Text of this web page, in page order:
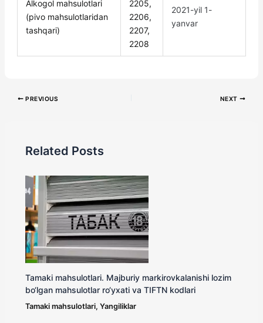
Alkogol mahsulotlari
(pivo mahsulotlaridan
tashqari)
2205,
2206,
2207,
2208
2021-yil 1-
yanvar
PREVIOUS NEXT
Related Posts
Tamaki mahsulotlari. Majburiy markirovkalanishi lozim
bo‘lgan mahsulotlar ro‘yxati va TIFTN kodlari
Tamaki mahsulotlari, Yangiliklar